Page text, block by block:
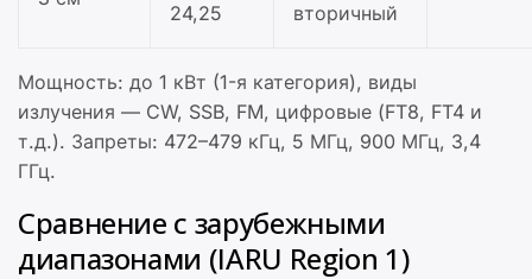
24,25
вторичный
Мощность: до 1 кВт (1-я категория), виды
излучения — CW, SSB, FM, цифровые (FT8, FT4 и
т.д.). Запреты: 472–479 кГц, 5 МГц, 900 МГц, 3,4
ГГц.
Сравнение с зарубежными
диапазонами (IARU Region 1)